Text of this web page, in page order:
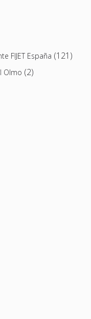
FIJET España (121)
Olmo (2)